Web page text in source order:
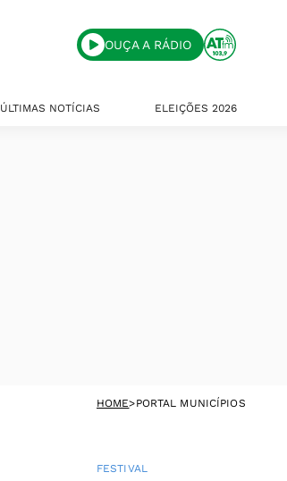
OUÇA A RÁDIO
ÚLTIMAS NOTÍCIAS ELEIÇÕES 2026
HOME>PORTAL MUNICÍPIOS
FESTIVAL